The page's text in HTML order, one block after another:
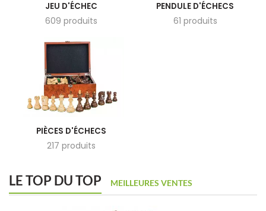
JEU D'ÉCHEC
609 produits
PENDULE D'ÉCHECS
61 produits
PIÈCES D'ÉCHECS
217 produits
LE TOP DU TOP MEILLEURES VENTES